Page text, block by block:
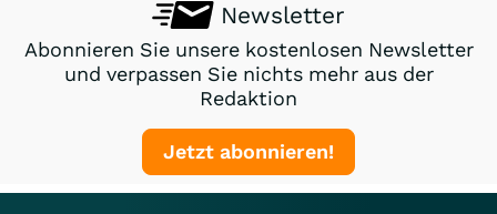
Newsletter
Abonnieren Sie unsere kostenlosen Newsletter
und verpassen Sie nichts mehr aus der
Redaktion
Jetzt abonnieren!